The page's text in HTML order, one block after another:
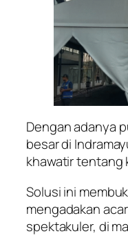
Dengan adanya
besar di
khawatir tentang
Solusi ini
mengadakan
spektakuler, di